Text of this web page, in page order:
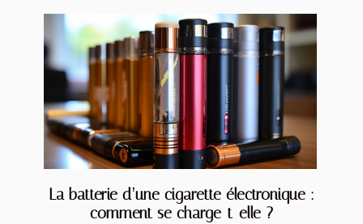
La batterie d’une cigarette électronique :
comment se charge-t-elle ?